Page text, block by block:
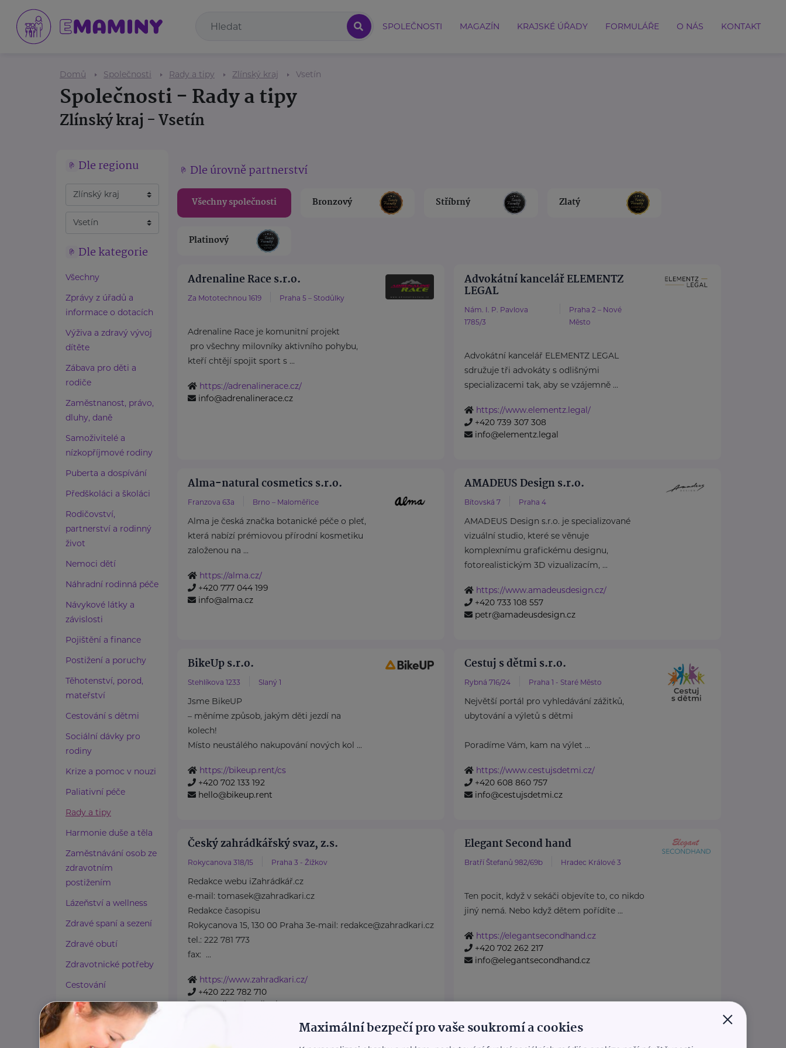
SPOLEČNOSTI MAGAZÍN KRAJSKÉ ÚŘADY FORMULÁŘE O NÁS KONTAKT
Domů Společnosti Rady a tipy Zlínský kraj Vsetín
Společnosti - Rady a tipy
Zlínský kraj - Vsetín
Dle regionu
Dle kategorie
Všechny
Zprávy z úřadů a
informace o dotacích
Výživa a zdravý vývoj
dítěte
Zábava pro děti a
rodiče
Zaměstnanost, právo,
dluhy, daně
Samoživitelé a
nízkopříjmové rodiny
Puberta a dospívání
Předškoláci a školáci
Rodičovství,
partnerství a rodinný
život
Nemoci dětí
Náhradní rodinná péče
Návykové látky a
závislosti
Pojištění a finance
Postižení a poruchy
Těhotenství, porod,
mateřství
Cestování s dětmi
Sociální dávky pro
rodiny
Krize a pomoc v nouzi
Paliativní péče
Rady a tipy
Harmonie duše a těla
Zaměstnávání osob ze
zdravotním
postižením
Lázeňství a wellness
Zdravé spaní a sezení
Zdravé obutí
Zdravotnické potřeby
Cestování
Propojování generací
Dle úrovně partnerství
Všechny společnosti Bronzový Stříbrný Zlatý
Platinový
Adrenaline Race s.r.o.
Za Mototechnou 1619 Praha 5 – Stodůlky
Adrenaline Race je komunitní projekt
pro všechny milovníky aktivního pohybu,
kteří chtějí spojit sport s ...
https://adrenalinerace.cz/
info@adrenalinerace.cz
Advokátní kancelář ELEMENTZ
LEGAL
Nám. I. P. Pavlova
1785/3
Praha 2 – Nové
Město
Advokátní kancelář ELEMENTZ LEGAL
sdružuje tři advokáty s odlišnými
specializacemi tak, aby se vzájemně ...
https://www.elementz.legal/
+420 739 307 308
info@elementz.legal
Alma-natural cosmetics s.r.o.
Franzova 63a Brno – Maloměřice
Alma je česká značka botanické péče o pleť,
která nabízí prémiovou přírodní kosmetiku
založenou na ...
https://alma.cz/
+420 777 044 199
info@alma.cz
AMADEUS Design s.r.o.
Bítovská 7 Praha 4
AMADEUS Design s.r.o. je specializované
vizuální studio, které se věnuje
komplexnímu grafickému designu,
fotorealistickým 3D vizualizacím, ...
https://www.amadeusdesign.cz/
+420 733 108 557
petr@amadeusdesign.cz
BikeUp s.r.o.
Stehlíkova 1233 Slaný 1
Jsme BikeUP
– měníme způsob, jakým děti jezdí na
kolech!
Místo neustálého nakupování nových kol ...
https://bikeup.rent/cs
+420 702 133 192
hello@bikeup.rent
Cestuj s dětmi s.r.o.
Rybná 716/24 Praha 1 - Staré Město
Největší portál pro vyhledávání zážitků,
ubytování a výletů s dětmi
Poradíme Vám, kam na výlet ...
https://www.cestujsdetmi.cz/
+420 608 860 757
info@cestujsdetmi.cz
Český zahrádkářský svaz, z.s.
Rokycanova 318/15 Praha 3 - Žižkov
Redakce webu iZahrádkář.cz
e-mail: tomasek@zahradkari.cz
Redakce časopisu
Rokycanova 15, 130 00 Praha 3e-mail: redakce@zahradkari.cz
tel.: 222 781 773
fax: ...
https://www.zahradkari.cz/
+420 222 782 710
ustredi@zahradkari.cz
Elegant Second hand
Bratří Štefanů 982/69b Hradec Králové 3
Ten pocit, když v sekáči objevíte to, co nikdo
jiný nemá. Nebo když dětem pořídíte ...
https://elegantsecondhand.cz
+420 702 262 217
info@elegantsecondhand.cz
×
Maximální bezpečí pro vaše soukromí a cookies